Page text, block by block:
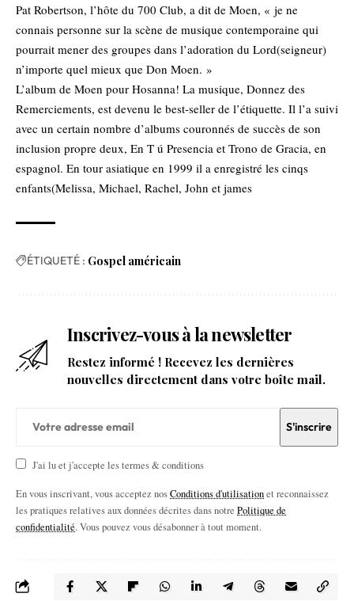
Pat Robertson, l’hôte du 700 Club, a dit de Moen, « je ne
connais personne sur la scène de musique contemporaine qui
pourrait mener des groupes dans l’adoration du Lord(seigneur)
n’importe quel mieux que Don Moen. »
L’album de Moen pour Hosanna! La musique, Donnez des
Remerciements, est devenu le best-seller de l’étiquette. Il l’a suivi
avec un certain nombre d’albums couronnés de succès de son
inclusion propre deux, En T ú Presencia et Trono de Gracia, en
espagnol. En tour asiatique en 1999 il a enregistré les cinqs
enfants(Melissa, Michael, Rachel, John et james
ÉTIQUETÉ : Gospel américain
Inscrivez-vous à la newsletter
Restez informé ! Recevez les dernières
nouvelles directement dans votre boîte mail.
J'ai lu et j'accepte les termes & conditions
En vous inscrivant, vous acceptez nosConditions d'utilisationet reconnaissez
les pratiques relatives aux données décrites dans notre Politique de
confidentialité. Vous pouvez vous désabonner à tout moment.